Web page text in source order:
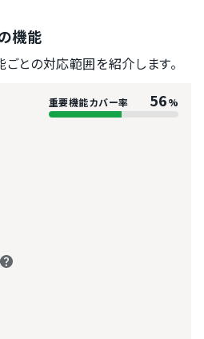
機能
との対応範囲を紹介します。
重要機能カバー率 56%